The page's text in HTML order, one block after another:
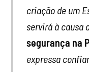
criação de um
servirá à causa
segurança na
expressa